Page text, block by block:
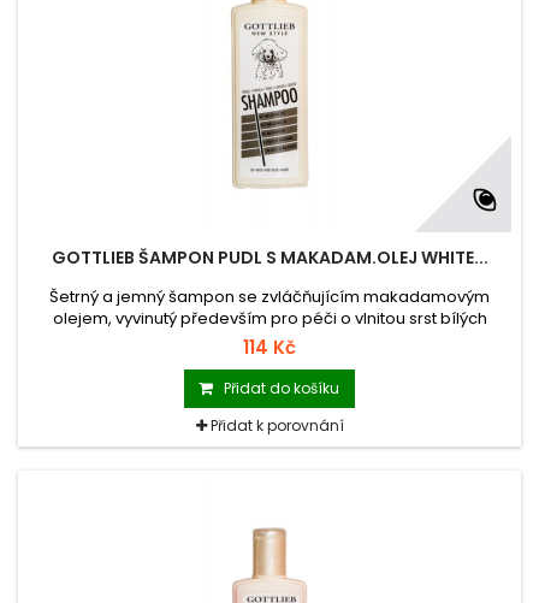
GOTTLIEB ŠAMPON PUDL S MAKADAM.OLEJ WHITE...
Šetrný a jemný šampon se zvláčňujícím makadamovým
olejem, vyvinutý především pro péči o vlnitou srst bílých
pudlů, bišonků a podobných plemen.
114 Kč
Přidat do košíku
Přidat k porovnání